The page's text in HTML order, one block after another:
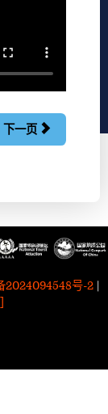
下一页
2024094548号-2 |